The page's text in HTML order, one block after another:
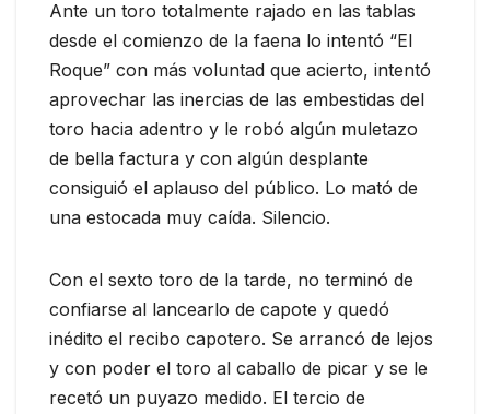
Ante un toro totalmente rajado en las tablas
desde el comienzo de la faena lo intentó “El
Roque” con más voluntad que acierto, intentó
aprovechar las inercias de las embestidas del
toro hacia adentro y le robó algún muletazo
de bella factura y con algún desplante
consiguió el aplauso del público. Lo mató de
una estocada muy caída. Silencio.
Con el sexto toro de la tarde, no terminó de
confiarse al lancearlo de capote y quedó
inédito el recibo capotero. Se arrancó de lejos
y con poder el toro al caballo de picar y se le
recetó un puyazo medido. El tercio de